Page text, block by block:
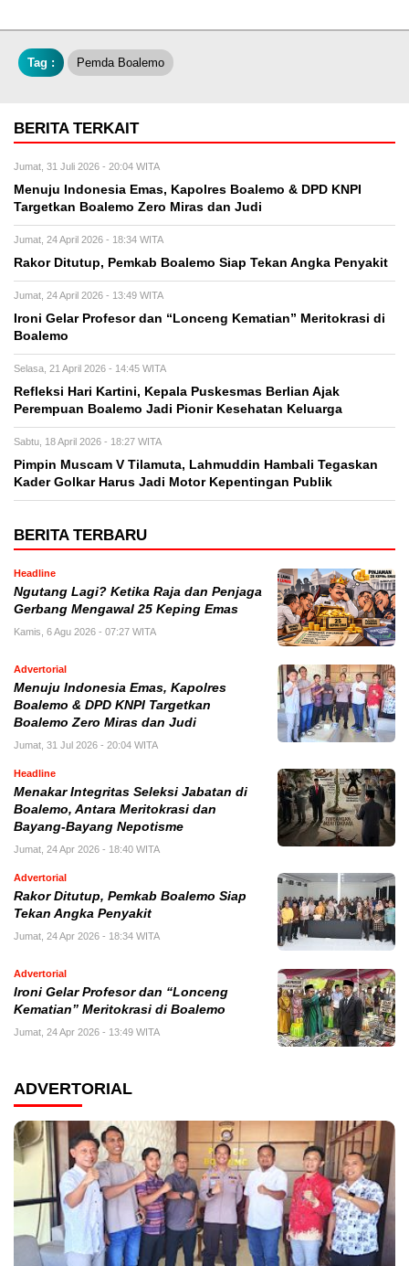
Tag : Pemda Boalemo
BERITA TERKAIT
Jumat, 31 Juli 2026 - 20:04 WITA
Menuju Indonesia Emas, Kapolres Boalemo & DPD KNPI
Targetkan Boalemo Zero Miras dan Judi
Jumat, 24 April 2026 - 18:34 WITA
Rakor Ditutup, Pemkab Boalemo Siap Tekan Angka Penyakit
Jumat, 24 April 2026 - 13:49 WITA
Ironi Gelar Profesor dan “Lonceng Kematian” Meritokrasi di
Boalemo
Selasa, 21 April 2026 - 14:45 WITA
Refleksi Hari Kartini, Kepala Puskesmas Berlian Ajak
Perempuan Boalemo Jadi Pionir Kesehatan Keluarga
Sabtu, 18 April 2026 - 18:27 WITA
Pimpin Muscam V Tilamuta, Lahmuddin Hambali Tegaskan
Kader Golkar Harus Jadi Motor Kepentingan Publik
BERITA TERBARU
Headline
Ngutang Lagi? Ketika Raja dan Penjaga
Gerbang Mengawal 25 Keping Emas
Kamis, 6 Agu 2026 - 07:27 WITA
Advertorial
Menuju Indonesia Emas, Kapolres
Boalemo & DPD KNPI Targetkan
Boalemo Zero Miras dan Judi
Jumat, 31 Jul 2026 - 20:04 WITA
Headline
Menakar Integritas Seleksi Jabatan di
Boalemo, Antara Meritokrasi dan
Bayang-Bayang Nepotisme
Jumat, 24 Apr 2026 - 18:40 WITA
Advertorial
Rakor Ditutup, Pemkab Boalemo Siap
Tekan Angka Penyakit
Jumat, 24 Apr 2026 - 18:34 WITA
Advertorial
Ironi Gelar Profesor dan “Lonceng
Kematian” Meritokrasi di Boalemo
Jumat, 24 Apr 2026 - 13:49 WITA
ADVERTORIAL